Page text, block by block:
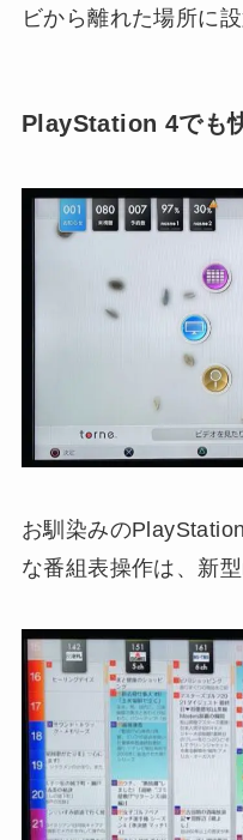
ビから離れた場所に
PlayStation 4でも
お馴染みの
な番組表操作は、新